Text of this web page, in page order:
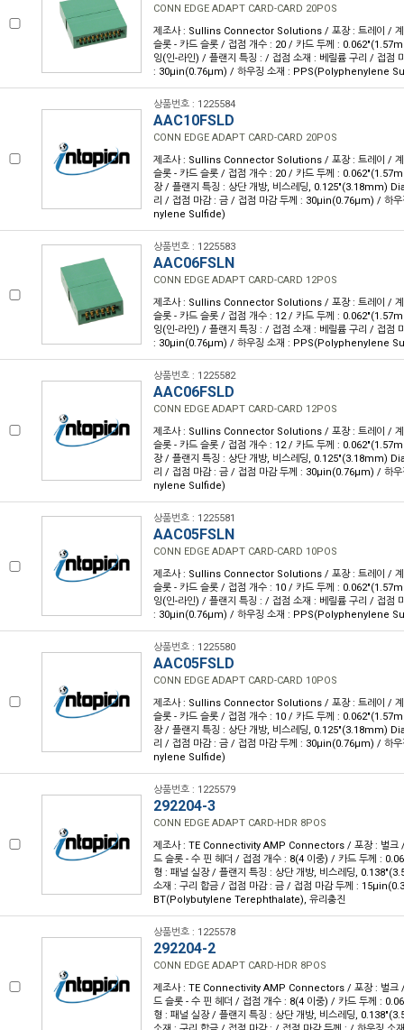
CONN EDGE ADAPT CARD-CARD 20POS
제조사 : Sullins Connector Solutions / 포장 : 트레이 / 계
슬롯 - 카드 슬롯 / 접점 개수 : 20 / 카드 두께 :
잉(인-라인) / 플랜지 특징 : / 접점 소재 : 베릴륨 구리 / 접점
: 30µin(0.76µm) / 하우징 소재 : PPS(Polyphenylene
상품번호 : 1225584
AAC10FSLD
CONN EDGE ADAPT CARD-CARD 20POS
제조사 : Sullins Connector Solutions / 포장 : 트레이 / 계
슬롯 - 카드 슬롯 / 접점 개수 : 20 / 카드 두께 :
장 / 플랜지 특징 : 상단 개방, 비스레딩, 0.125"(3.18mm)
리 / 접점 마감 : 금 / 접점 마감 두께 : 30µin(0.76µm) / 하
nylene Sulfide)
상품번호 : 1225583
AAC06FSLN
CONN EDGE ADAPT CARD-CARD 12POS
제조사 : Sullins Connector Solutions / 포장 : 트레이 / 계
슬롯 - 카드 슬롯 / 접점 개수 : 12 / 카드 두께 :
잉(인-라인) / 플랜지 특징 : / 접점 소재 : 베릴륨 구리 / 접점
: 30µin(0.76µm) / 하우징 소재 : PPS(Polyphenylene
상품번호 : 1225582
AAC06FSLD
CONN EDGE ADAPT CARD-CARD 12POS
제조사 : Sullins Connector Solutions / 포장 : 트레이 / 계
슬롯 - 카드 슬롯 / 접점 개수 : 12 / 카드 두께 :
장 / 플랜지 특징 : 상단 개방, 비스레딩, 0.125"(3.18mm)
리 / 접점 마감 : 금 / 접점 마감 두께 : 30µin(0.76µm) / 하
nylene Sulfide)
상품번호 : 1225581
AAC05FSLN
CONN EDGE ADAPT CARD-CARD 10POS
제조사 : Sullins Connector Solutions / 포장 : 트레이 / 계
슬롯 - 카드 슬롯 / 접점 개수 : 10 / 카드 두께 :
잉(인-라인) / 플랜지 특징 : / 접점 소재 : 베릴륨 구리 / 접점
: 30µin(0.76µm) / 하우징 소재 : PPS(Polyphenylene
상품번호 : 1225580
AAC05FSLD
CONN EDGE ADAPT CARD-CARD 10POS
제조사 : Sullins Connector Solutions / 포장 : 트레이 / 계
슬롯 - 카드 슬롯 / 접점 개수 : 10 / 카드 두께 :
장 / 플랜지 특징 : 상단 개방, 비스레딩, 0.125"(3.18mm)
리 / 접점 마감 : 금 / 접점 마감 두께 : 30µin(0.76µm) / 하
nylene Sulfide)
상품번호 : 1225579
292204-3
CONN EDGE ADAPT CARD-HDR 8POS
제조사 : TE Connectivity AMP Connectors / 포장 : 벌크
드 슬롯 - 수 핀 헤더 / 접점 개수 : 8(4 이중) / 카드 두께 :
형 : 패널 실장 / 플랜지 특징 : 상단 개방, 비스레딩,
소재 : 구리 합금 / 접점 마감 : 금 / 접점 마감 두께 :
BT(Polybutylene Terephthalate), 유리충진
상품번호 : 1225578
292204-2
CONN EDGE ADAPT CARD-HDR 8POS
제조사 : TE Connectivity AMP Connectors / 포장 : 벌크
드 슬롯 - 수 핀 헤더 / 접점 개수 : 8(4 이중) / 카드 두께 :
형 : 패널 실장 / 플랜지 특징 : 상단 개방, 비스레딩,